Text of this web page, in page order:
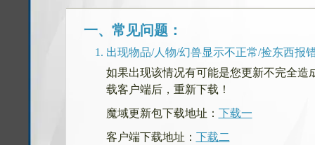
一、常见问题：
出现物品/人物/幻兽显示不正常/捡东西报
如果出现该情况有可能是您更新不完全
载客户端后，重新下载！
魔域更新包下载地址： 下载一
客户端下载地址： 下载二